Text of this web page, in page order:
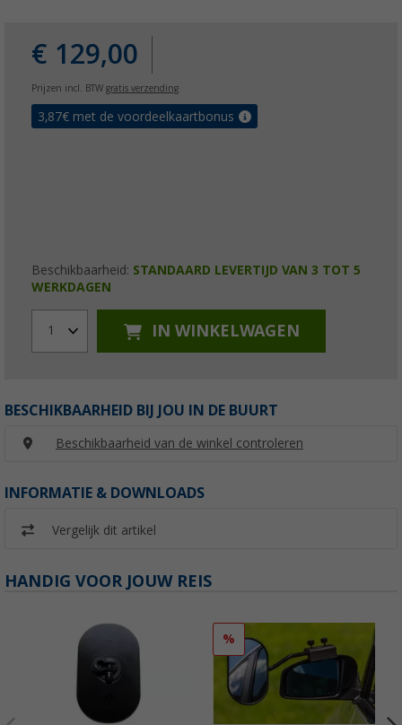
€ 129,00
Prijzen incl. BTW gratis verzending
3,87€ met de voordeelkaartbonus
Beschikbaarheid: STANDAARD LEVERTIJD VAN 3 TOT 5
WERKDAGEN
1 IN WINKELWAGEN
BESCHIKBAARHEID BIJ JOU IN DE BUURT
Beschikbaarheid van de winkel controleren
INFORMATIE & DOWNLOADS
Vergelijk dit artikel
HANDIG VOOR JOUW REIS
%